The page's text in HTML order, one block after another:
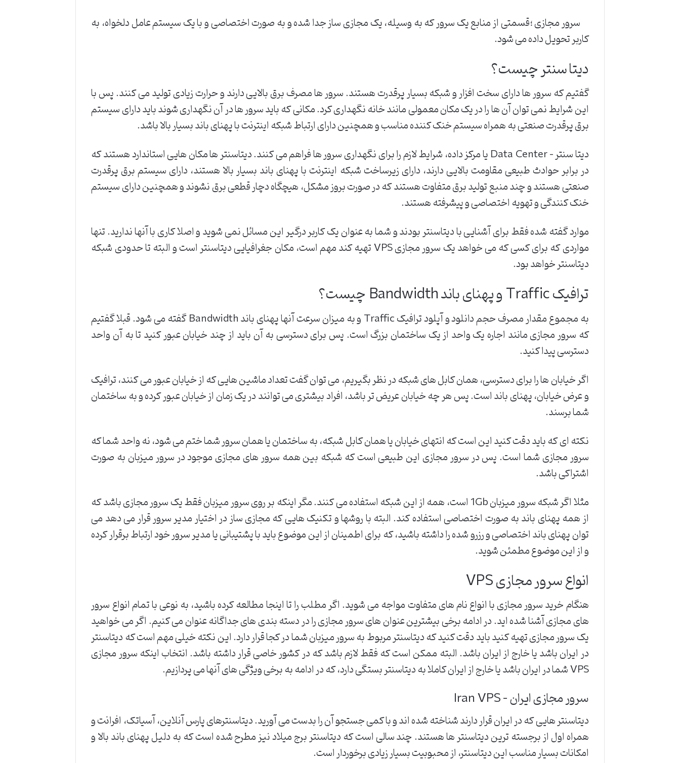
سرور مجازی ؛قسمتی از منابع یک سرور که به وسیله، یک مجازی ساز جدا شده و به صورت اختصاصی و با یک سیستم عامل دلخواه، به
کاربر تحویل داده می شود.
دیتا سنتر چیست؟
گفتیم که سرور ها دارای سخت افزار و شبکه بسیار پرقدرت هستند. سرور ها مصرف برق بالایی دارند و حرارت زیادی تولید می کنند. پس با
این شرایط نمی توان آن ها را در یک مکان معمولی مانند خانه نگهداری کرد. مکانی که باید سرور ها در آن نگهداری شوند باید دارای سیستم
برق پرقدرت صنعتی به همراه سیستم خنک کننده مناسب و همچنین دارای ارتباط شبکه اینترنت با پهنای باند بسیار بالا باشد.
دیتا سنتر – Data Center یا مرکز داده، شرایط لازم را برای نگهداری سرور ها فراهم می کنند. دیتاسنتر ها مکان هایی استاندارد هستند که
در برابر حوادث طبیعی مقاومت بالایی دارند، دارای زیرساخت شبکه اینترنت با پهنای باند بسیار بالا هستند، دارای سیستم برق پرقدرت
صنعتی هستند و چند منبع تولید برق متفاوت هستند که در صورت بروز مشکل، هیچگاه دچار قطعی برق نشوند و همچنین دارای سیستم
خنک کنندگی و تهویه اختصاصی و پیشرفته هستند.
موارد گفته شده فقط برای آشنایی با دیتاسنتر بودند و شما به عنوان یک کاربر درگیر این مسائل نمی شوید و اصلا کاری با آنها ندارید. تنها
مواردی که برای کسی که می خواهد یک سرور مجازی VPS تهیه کند مهم است، مکان جغرافیایی دیتاسنتر است و البته تا حدودی شبکه
دیتاسنتر خواهد بود.
ترافیک Traffic و پهنای باند Bandwidth چیست؟
به مجموع مقدار مصرف حجم دانلود و آپلود ترافیک Traffic و به میزان سرعت آنها پهنای باند Bandwidth گفته می شود. قبلا گفتیم
که سرور مجازی مانند اجاره یک واحد از یک ساختمان بزرگ است. پس برای دسترسی به آن باید از چند خیابان عبور کنید تا به آن واحد
دسترسی پیدا کنید.
اگر خیابان ها را برای دسترسی، همان کابل های شبکه در نظر بگیریم، می توان گفت تعداد ماشین هایی که از خیابان عبور می کنند، ترافیک
و عرض خیابان، پهنای باند است. پس هر چه خیابان عریض تر باشد، افراد بیشتری می توانند در یک زمان از خیابان عبور کرده و به ساختمان
شما برسند.
نکته ای که باید دقت کنید این است که انتهای خیابان یا همان کابل شبکه، به ساختمان یا همان سرور شما ختم می شود، نه واحد شما که
سرور مجازی شما است. پس در سرور مجازی این طبیعی است که شبکه بین همه سرور های مجازی موجود در سرور میزبان به صورت
اشتراکی باشد.
مثلا اگر شبکه سرور میزبان 1Gb است، همه از این شبکه استفاده می کنند. مگر اینکه بر روی سرور میزبان فقط یک سرور مجازی باشد که
از همه پهنای باند به صورت اختصاصی استفاده کند. البته با روشها و تکنیک هایی که مجازی ساز در اختیار مدیر سرور قرار می دهد می
توان پهنای باند اختصاصی و رزرو شده را داشته باشید، که برای اطمینان از این موضوع باید با پشتیبانی یا مدیر سرور خود ارتباط برقرار کرده
و از این موضوع مطمئن شوید.
انواع سرور مجازی VPS
هنگام خرید سرور مجازی با انواع نام های متفاوت مواجه می شوید. اگر مطلب را تا اینجا مطالعه کرده باشید، به نوعی با تمام انواع سرور
های مجازی آشنا شده اید. در ادامه برخی بیشترین عنوان های سرور مجازی را در دسته بندی های جداگانه عنوان می کنیم. اگر می خواهید
یک سرور مجازی تهیه کنید باید دقت کنید که دیتاسنتر مربوط به سرور میزبان شما در کجا قرار دارد. این نکته خیلی مهم است که دیتاسنتر
در ایران باشد یا خارج از ایران باشد. البته ممکن است که فقط لازم باشد که در کشور خاصی قرار داشته باشد. انتخاب اینکه سرور مجازی
VPS شما در ایران باشد یا خارج از ایران کاملا به دیتاسنتر بستگی دارد، که در ادامه به برخی ویژگی های آنها می پردازیم.
سرور مجازی ایران – Iran VPS
دیتاسنتر هایی که در ایران قرار دارند شناخته شده اند و با کمی جستجو آن را بدست می آورید. دیتاسنترهای پارس آنلاین، آسیاتک، افرانت و
همراه اول از برجسته ترین دیتاسنتر ها هستند. چند سالی است که دیتاسنتر برج میلاد نیز مطرح شده است که به دلیل پهنای باند بالا و
امکانات بسیار مناسب این دیتاسنتر، از محبوبیت بسیار زیادی برخوردار است.